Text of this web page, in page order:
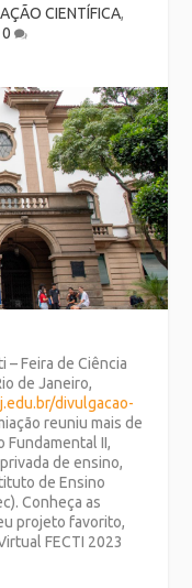
CIENTÍFICA,
0
– Feira de Ciência
de Janeiro,
divulgacao-
reuniu mais de
II,
de ensino,
de Ensino
Conheça as
projeto favorito,
FECTI 2023